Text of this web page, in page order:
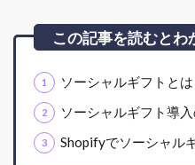
ソーシャルギフトとは
ソーシャルギフト導
Shopifyでソーシャル